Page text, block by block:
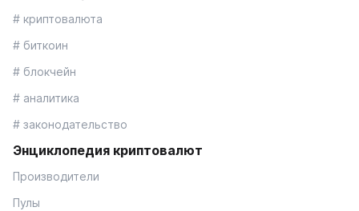
# криптовалюта
# биткоин
# блокчейн
# аналитика
# законодательство
Энциклопедия криптовалют
Производители
Пулы